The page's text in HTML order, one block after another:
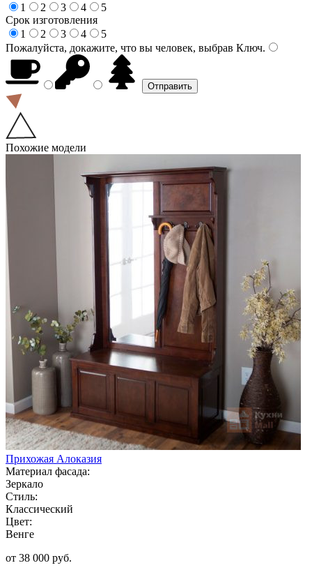
1
2 3 4
5
Срок изготовления
1
2 3 4
5
Пожалуйста, докажите, что вы человек, выбрав Ключ.
Похожие модели
Прихожая Алоказия
Материал фасада:
Зеркало
Стиль:
Классический
Цвет:
Венге
от 38 000 руб.